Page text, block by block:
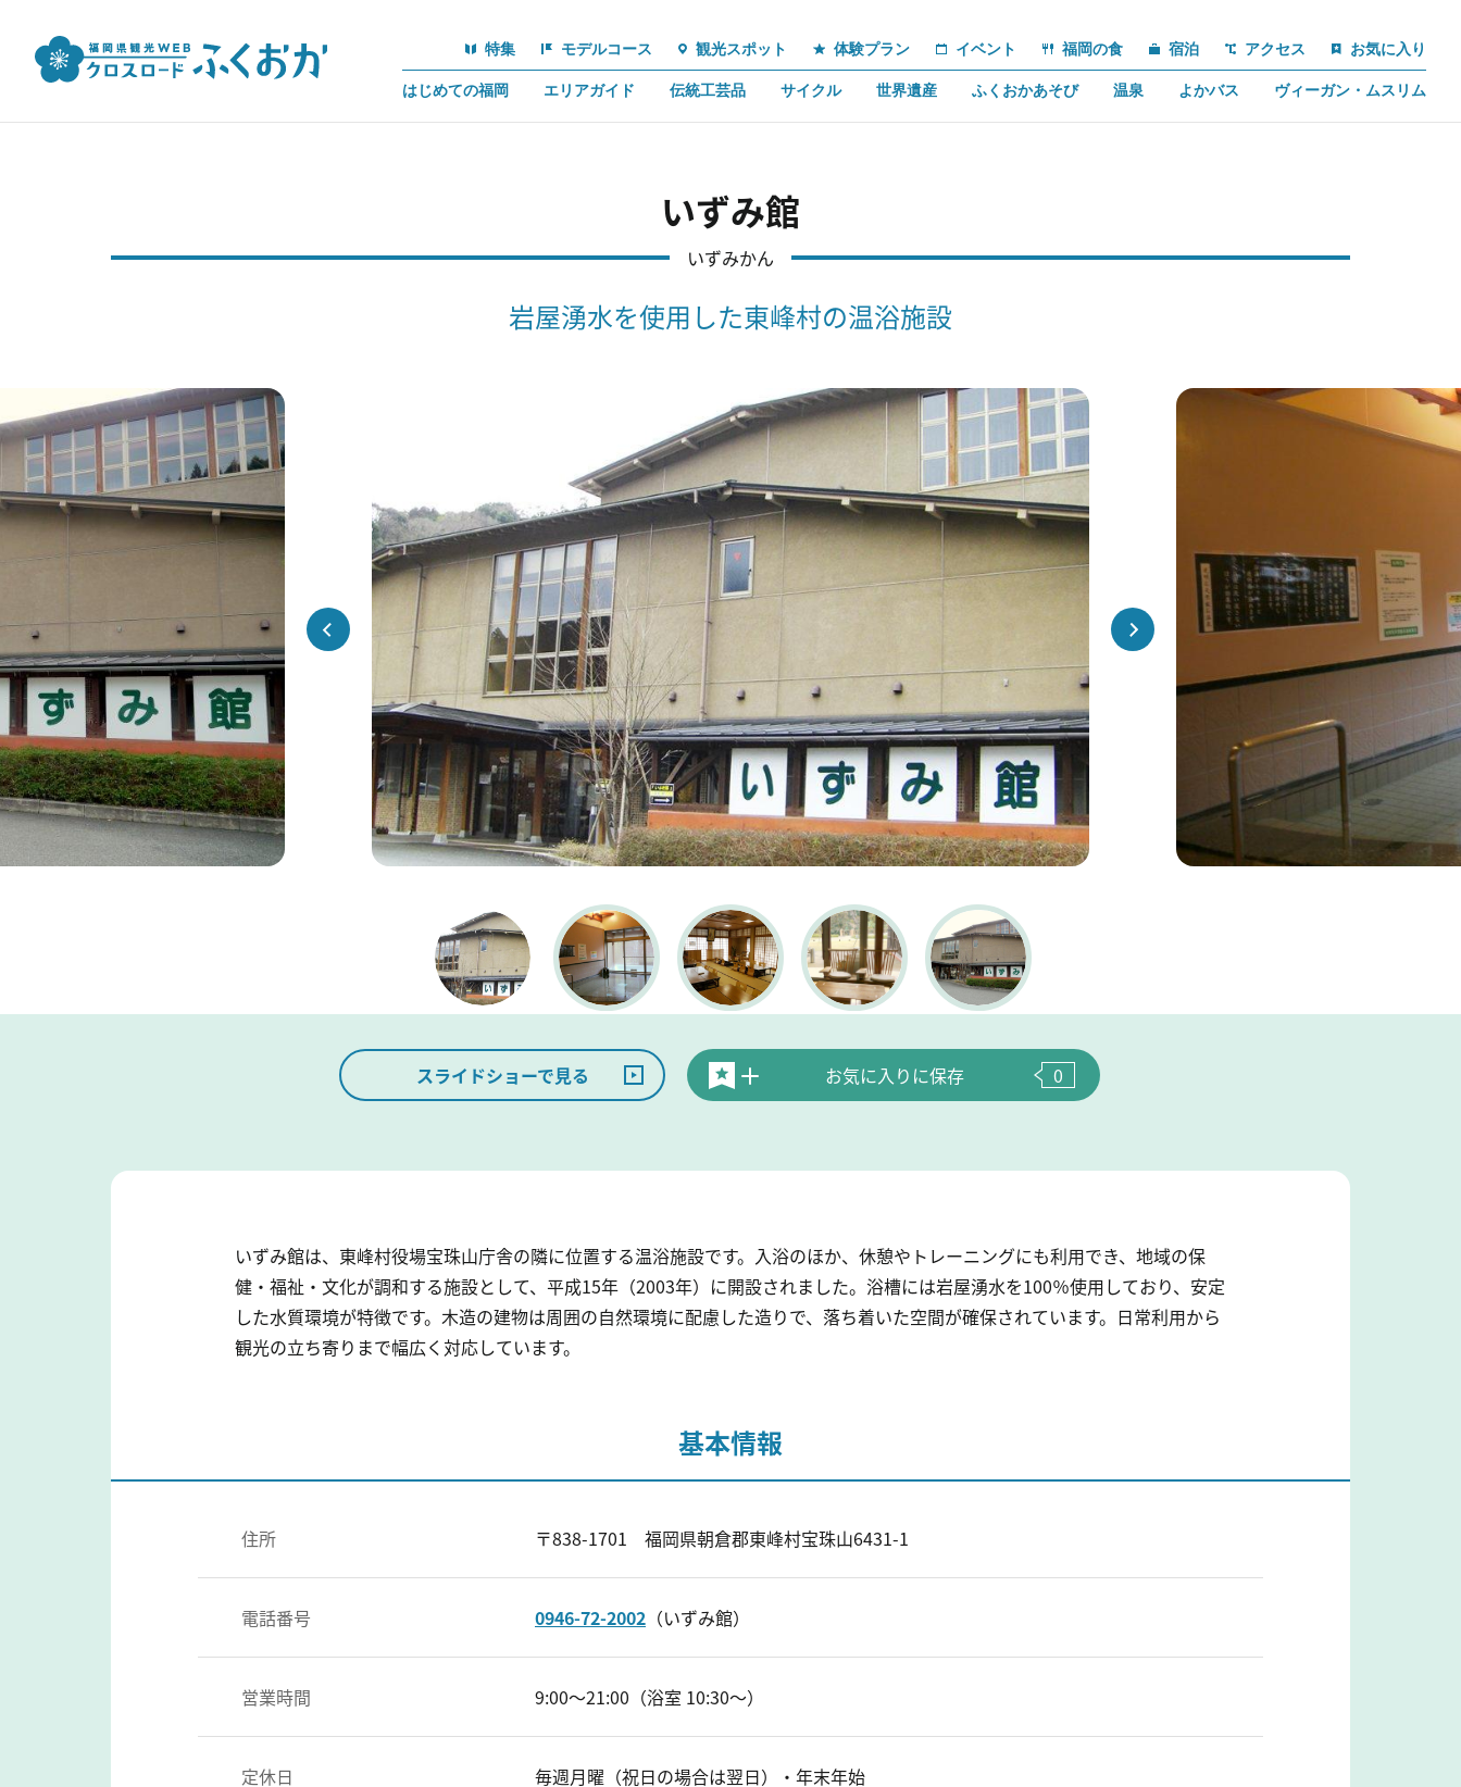
特集 モデルコース 観光スポット 体験プラン イベント 福岡の食 宿泊 アクセス お気に入り
はじめての福岡 エリアガイド 伝統工芸品 サイクル 世界遺産 ふくおかあそび 温泉 よかバス ヴィーガン・ムスリム
いずみ館
いずみかん
岩屋湧水を使用した東峰村の温浴施設
スライドショーで見る お気に入りに保存 0
いずみ館は、東峰村役場宝珠山庁舎の隣に位置する温浴施設です。入浴のほか、休憩やトレーニングにも利用でき、地域の保
健・福祉・文化が調和する施設として、平成15年（2003年）に開設されました。浴槽には岩屋湧水を100％使用しており、安定
した水質環境が特徴です。木造の建物は周囲の自然環境に配慮した造りで、落ち着いた空間が確保されています。日常利用から
観光の立ち寄りまで幅広く対応しています。
基本情報
住所 〒838-1701 福岡県朝倉郡東峰村宝珠山6431-1
電話番号 0946-72-2002 （いずみ館）
営業時間 9:00～21:00（浴室 10:30～）
定休日 毎週月曜（祝日の場合は翌日）・年末年始